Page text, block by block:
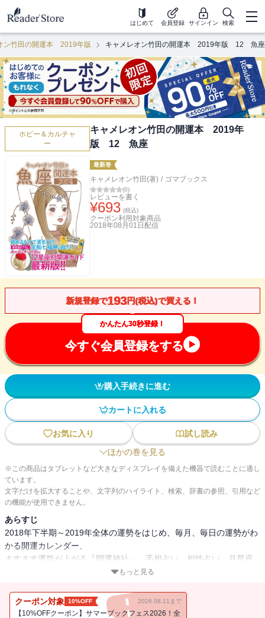
はじめて 会員登録 サインイン 検索
ン竹田の開運本 2019年版 キャメレオン竹田の開運本 2019年版 12 魚座
ホビー＆カルチャ
ー
キャメレオン竹田の開運本 2019年
版 12 魚座
最新巻
キャメレオン竹田(著) / ゴマブックス
(0)
レビューを書く
¥693 (税込)
クーポン利用対象商品
2018年08月01日 配信
新規登録で193円(税込)で買える！
かんたん30秒登録！
今すぐ会員登録をする
購入手続きに進む
カートに入れる
お気に入り
試し読み
ほかの巻を見る
※この商品はタブレットなど大きなディスプレイを備えた機器で読むことに適し
ています。
文字だけを拡大することや、文字列のハイライト、検索、辞書の参照、引用など
の機能が使用できません。
あらすじ
2018年下半期～2019年全体の運勢をはじめ、毎月、毎日の運勢がわ
かる開運カレンダー、
ますます運気が上がる『開運神社』、手相占い、相性占い、月星座
■TVや雑誌などさまざまなメディアで引っ張りだこの人気占い師、キ
もっと見る
クーポン対象 10%OFF 2026.08.11まで
【10%OFFクーポン】サマーブックフェス2026！全